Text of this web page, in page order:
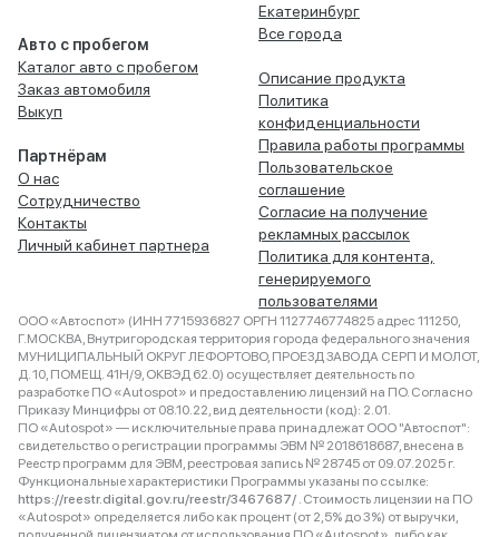
Авто с пробегом
Каталог авто с пробегом
Заказ автомобиля
Выкуп
Партнёрам
О нас
Сотрудничество
Контакты
Личный кабинет партнера
Екатеринбург
Все города
Описание продукта
Политика
конфиденциальности
Правила работы программы
Пользовательское
соглашение
Согласие на получение
рекламных рассылок
Политика для контента,
генерируемого
пользователями
ООО «Автоспот» (ИНН 7715936827 ОРГН 1127746774825 адрес 111250,
Г.МОСКВА, Внутригородская территория города федерального значения
МУНИЦИПАЛЬНЫЙ ОКРУГ ЛЕФОРТОВО, ПРОЕЗД ЗАВОДА СЕРП И МОЛОТ,
Д. 10, ПОМЕЩ. 41Н/9, ОКВЭД 62.0) осуществляет деятельность по
разработке ПО «Autospot» и предоставлению лицензий на ПО. Согласно
Приказу Минцифры от 08.10.22, вид деятельности (код): 2.01.
ПО «Autospot» — исключительные права принадлежат ООО "Автоспот":
свидетельство о регистрации программы ЭВМ № 2018618687, внесена в
Реестр программ для ЭВМ, реестровая запись № 28745 от 09.07.2025 г.
Функциональные характеристики Программы указаны по ссылке:
https://reestr.digital.gov.ru/reestr/3467687/ . Стоимость лицензии на ПО
«Autospot» определяется либо как процент (от 2,5% до 3%) от выручки,